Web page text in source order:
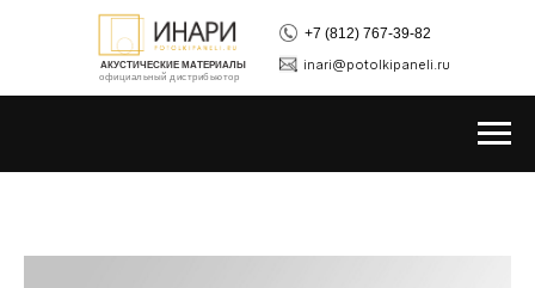
АКУСТИЧЕСКИЕ МАТЕРИАЛЫ
официальный дистрибьютор
inari@potolkipaneli.ru
+7 (812) 767-39-82